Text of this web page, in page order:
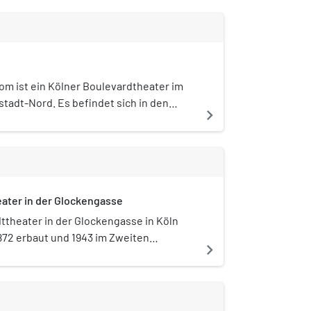
ist ein Kölner Boulevardtheater im
Nord. Es befindet sich in den
navigate_next
in der Glockengasse
in der Glockengasse in Köln
erbaut und 1943 im Zweiten
navigate_next